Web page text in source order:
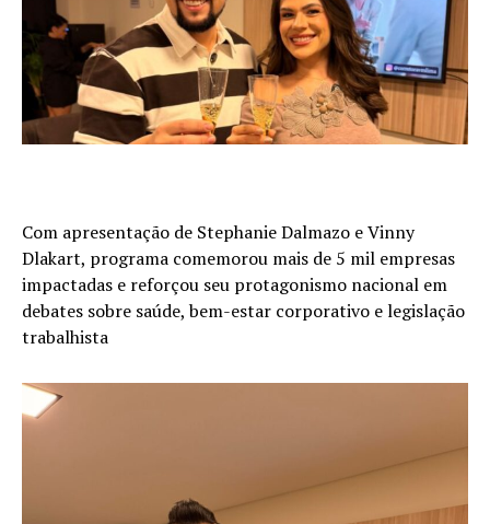
Com apresentação de Stephanie Dalmazo e Vinny
Dlakart, programa comemorou mais de 5 mil empresas
impactadas e reforçou seu protagonismo nacional em
debates sobre saúde, bem-estar corporativo e legislação
trabalhista